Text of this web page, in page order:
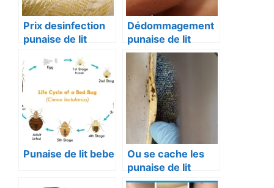
Prix desinfection
punaise de lit
Dédommagement
punaise de lit
Punaise de lit bebe
Ou se cache les
punaise de lit